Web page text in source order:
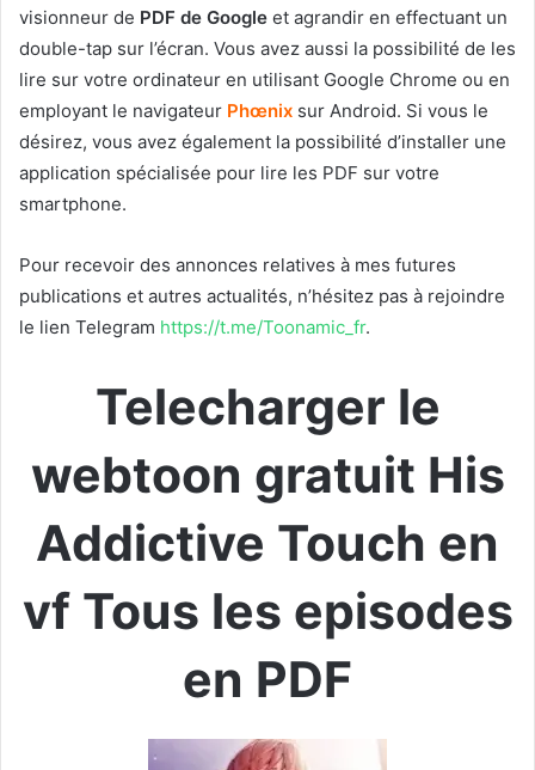
visionneur de PDF de Google et agrandir en effectuant un
double-tap sur l’écran. Vous avez aussi la possibilité de les
lire sur votre ordinateur en utilisant Google Chrome ou en
employant le navigateur Phœnix sur Android. Si vous le
désirez, vous avez également la possibilité d’installer une
application spécialisée pour lire les PDF sur votre
smartphone.
Pour recevoir des annonces relatives à mes futures
publications et autres actualités, n’hésitez pas à rejoindre
le lien Telegram https://t.me/Toonamic_fr.
Telecharger le
webtoon gratuit His
Addictive Touch en
vf Tous les episodes
en PDF